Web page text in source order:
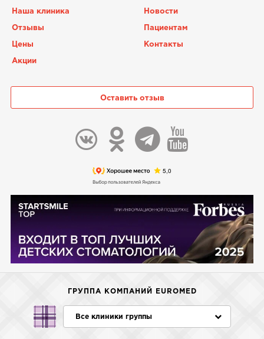
Наша клиника Новости
Отзывы Пациентам
Цены Контакты
Акции
Оставить отзыв
ГРУППА КОМПАНИЙ EUROMED
Все клиники группы